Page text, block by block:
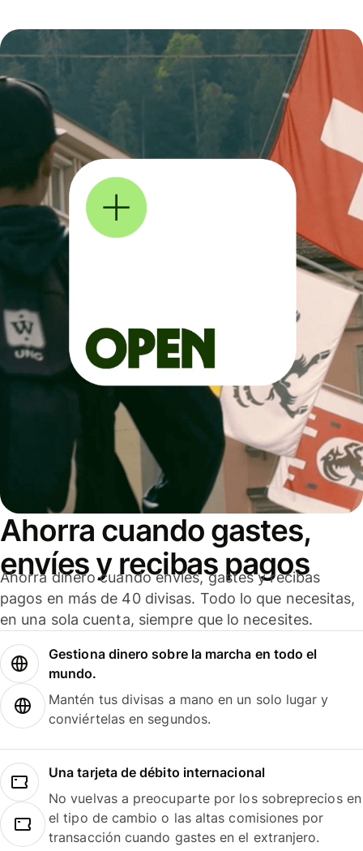
Ahorra cuando gastes,
envíes y recibas pagos
Ahorra dinero cuando envíes, gastes y recibas
pagos en más de 40 divisas. Todo lo que necesitas,
en una sola cuenta, siempre que lo necesites.
Gestiona dinero sobre la marcha en todo el
mundo.
Mantén tus divisas a mano en un solo lugar y
conviértelas en segundos.
Una tarjeta de débito internacional
No vuelvas a preocuparte por los sobreprecios en
el tipo de cambio o las altas comisiones por
transacción cuando gastes en el extranjero.